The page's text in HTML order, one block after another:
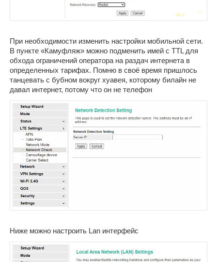
При необходимости изменить настройки мобильной сети.
В пункте «Камуфляж» можно подменить имей с TTL для
обхода ограничений оператора на раздач интернета в
определенных тарифах. Помню в своё время пришлось
танцевать с бубном вокруг хуавея, которому билайн не
давал интернет, потому что он не телефон
Ниже можно настроить Lan интерфейс